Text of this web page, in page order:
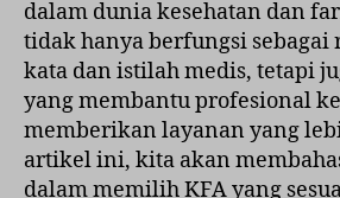
dalam dunia kesehatan dan
tidak hanya berfungsi sebagai
kata dan istilah medis, tetapi
yang membantu profesional
memberikan layanan yang
artikel ini, kita akan
dalam memilih KFA yang